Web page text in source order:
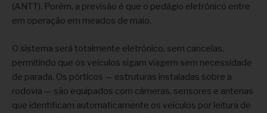
(ANTT). Porém, a previsão é que o pedágio eletrônico entre
em operação em meados de maio.
O sistema será totalmente eletrônico, sem cancelas,
permitindo que os veículos sigam viagem sem necessidade
de parada. Os pórticos — estruturas instaladas sobre a
rodovia — são equipados com câmeras, sensores e antenas
que identificam automaticamente os veículos por leitura de